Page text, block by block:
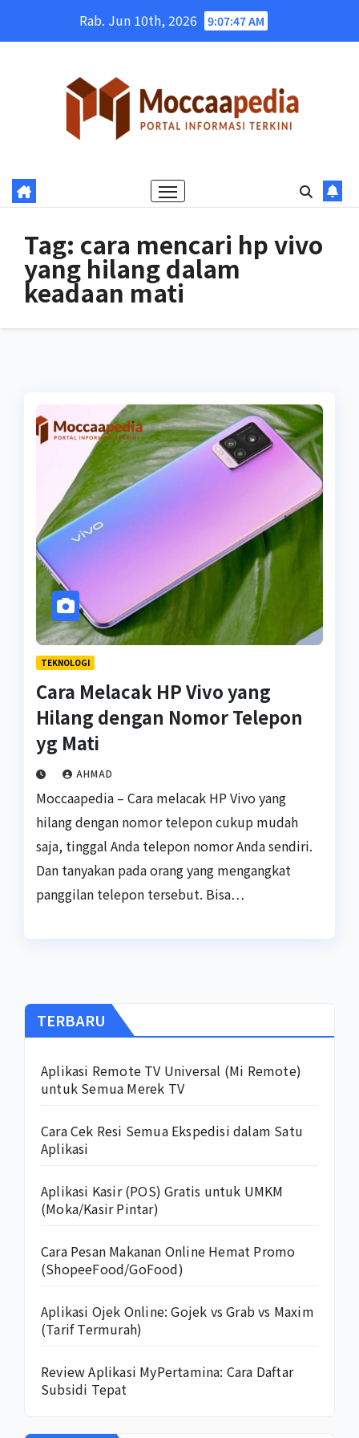
Rab. Jun 10th, 2026 9:07:48 AM
Tag: cara mencari hp vivo
yang hilang dalam
keadaan mati
TEKNOLOGI
Cara Melacak HP Vivo yang
Hilang dengan Nomor Telepon
yg Mati
AHMAD
Moccaapedia – Cara melacak HP Vivo yang
hilang dengan nomor telepon cukup mudah
saja, tinggal Anda telepon nomor Anda sendiri.
Dan tanyakan pada orang yang mengangkat
panggilan telepon tersebut. Bisa…
TERBARU
Aplikasi Remote TV Universal (Mi Remote)
untuk Semua Merek TV
Cara Cek Resi Semua Ekspedisi dalam Satu
Aplikasi
Aplikasi Kasir (POS) Gratis untuk UMKM
(Moka/Kasir Pintar)
Cara Pesan Makanan Online Hemat Promo
(ShopeeFood/GoFood)
Aplikasi Ojek Online: Gojek vs Grab vs Maxim
(Tarif Termurah)
Review Aplikasi MyPertamina: Cara Daftar
Subsidi Tepat